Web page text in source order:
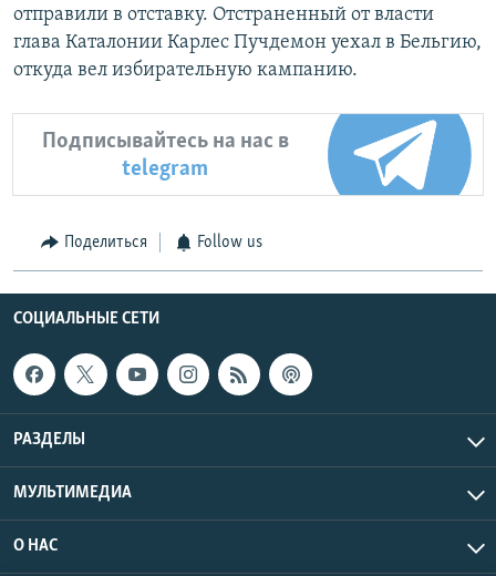
отправили в отставку. Отстраненный от власти
глава Каталонии Карлес Пучдемон уехал в Бельгию,
откуда вел избирательную кампанию.
Подписывайтесь на нас в
telegram
Поделиться Follow us
СОЦИАЛЬНЫЕ СЕТИ
РАЗДЕЛЫ
МУЛЬТИМЕДИА
О НАС